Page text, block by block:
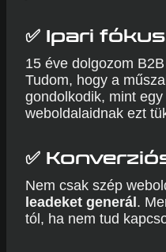
✅ Ipari
15 éve dolgozom
Tudom, hogy a
gondolkodik, mint
weboldalaidnak ezt
✅
Nem csak szép
leadeket generál.
tól, ha nem tud